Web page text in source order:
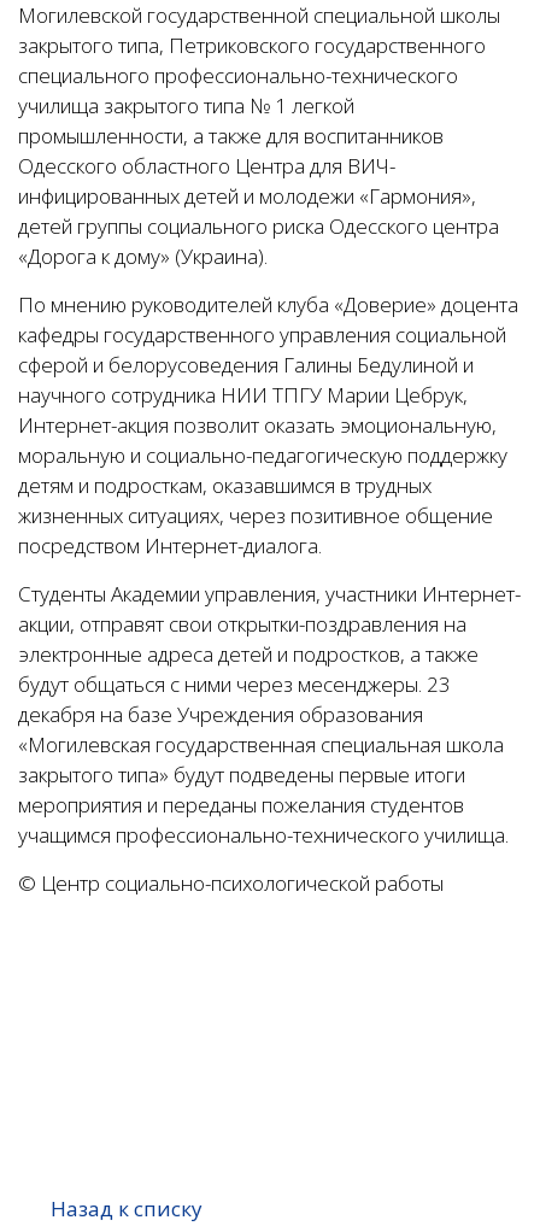
Могилевской государственной специальной школы
закрытого типа, Петриковского государственного
специального профессионально-технического
училища закрытого типа № 1 легкой
промышленности, а также для воспитанников
Одесского областного Центра для ВИЧ-
инфицированных детей и молодежи «Гармония»,
детей группы социального риска Одесского центра
«Дорога к дому» (Украина).
По мнению руководителей клуба «Доверие» доцента
кафедры государственного управления социальной
сферой и белорусоведения Галины Бедулиной и
научного сотрудника НИИ ТПГУ Марии Цебрук,
Интернет-акция позволит оказать эмоциональную,
моральную и социально-педагогическую поддержку
детям и подросткам, оказавшимся в трудных
жизненных ситуациях, через позитивное общение
посредством Интернет-диалога.
Студенты Академии управления, участники Интернет-
акции, отправят свои открытки-поздравления на
электронные адреса детей и подростков, а также
будут общаться с ними через месенджеры. 23
декабря на базе Учреждения образования
«Могилевская государственная специальная школа
закрытого типа» будут подведены первые итоги
мероприятия и переданы пожелания студентов
учащимся профессионально-технического училища.
© Центр социально-психологической работы
Назад к списку